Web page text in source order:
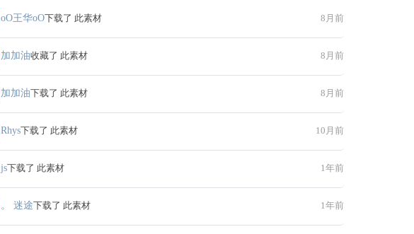
oО王华oО下载了 此素材 8月前
加加油收藏了 此素材 8月前
加加油下载了 此素材 8月前
Rhys下载了 此素材 10月前
js下载了 此素材 1年前
。 迷途下载了 此素材 1年前